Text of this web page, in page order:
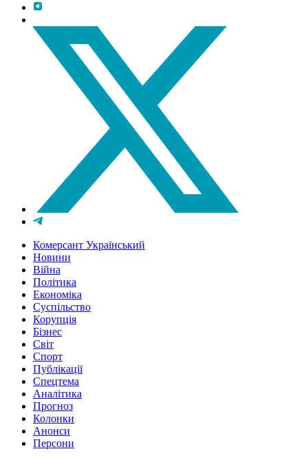
Комерсант Український
Новини
Війна
Політика
Економіка
Суспільство
Корупція
Бізнес
Світ
Спорт
Публікації
Спецтема
Аналітика
Прогноз
Колонки
Анонси
Персони